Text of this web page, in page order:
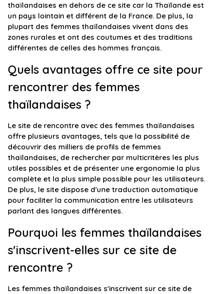
thaïlandaises en dehors de ce site car la Thaïlande est
un pays lointain et différent de la France. De plus, la
plupart des femmes thaïlandaises vivent dans des
zones rurales et ont des coutumes et des traditions
différentes de celles des hommes français.
Quels avantages offre ce site pour
rencontrer des femmes
thaïlandaises ?
Le site de rencontre avec des femmes thaïlandaises
offre plusieurs avantages, tels que la possibilité de
découvrir des milliers de profils de femmes
thaïlandaises, de rechercher par multicritères les plus
utiles possibles et de présenter une ergonomie la plus
complète et la plus simple possible pour les utilisateurs.
De plus, le site dispose d'une traduction automatique
pour faciliter la communication entre les utilisateurs
parlant des langues différentes.
Pourquoi les femmes thaïlandaises
s'inscrivent-elles sur ce site de
rencontre ?
Les femmes thaïlandaises s'inscrivent sur ce site de